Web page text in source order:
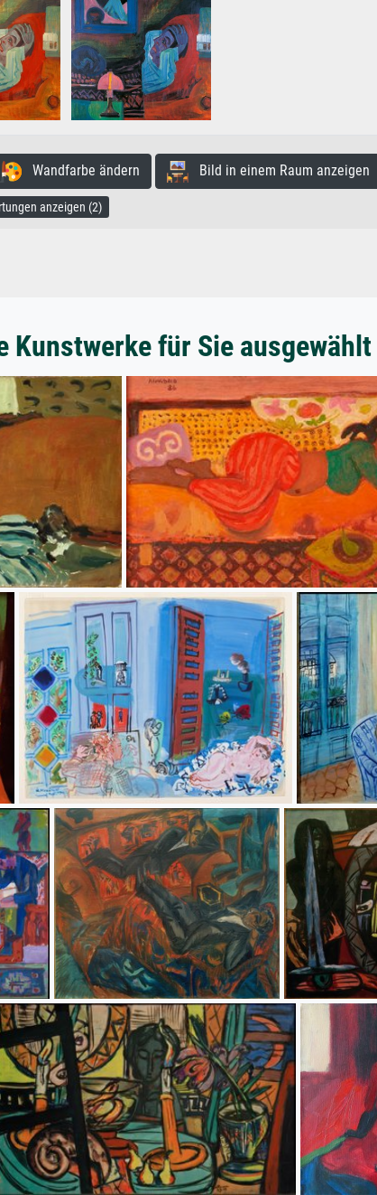
Wandfarbe ändern Bild in einem Raum anzeigen
anzeigen (2)
Kunstwerke für Sie ausgewählt